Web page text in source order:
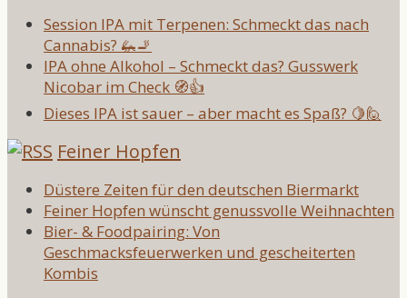
Session IPA mit Terpenen: Schmeckt das nach
Cannabis? 🦗🚬
IPA ohne Alkohol – Schmeckt das? Gusswerk
Nicobar im Check 🧭👍
Dieses IPA ist sauer – aber macht es Spaß? 🍋🙋
Feiner Hopfen
Düstere Zeiten für den deutschen Biermarkt
Feiner Hopfen wünscht genussvolle Weihnachten
Bier- & Foodpairing: Von
Geschmacksfeuerwerken und gescheiterten
Kombis